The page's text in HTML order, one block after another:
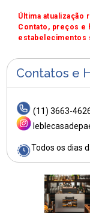
Última atualização
Contato, preços e
estabelecimentos
Contatos e
(11) 3663-
Todos os dias